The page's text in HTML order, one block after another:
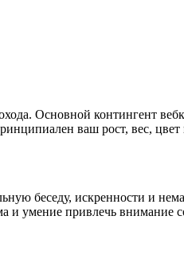
Основной контингент
ваш рост, вес, цвет
беседу, искренности и
и умение привлечь внимание